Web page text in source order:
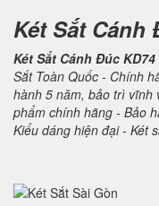
Két Sắt Cánh
Két Sắt Cánh Đúc
Sắt Toàn Quốc - Chính
hành 5 năm, bảo trì vĩnh
phẩm chính hãng - Bảo
Kiểu dáng hiện đại - Két